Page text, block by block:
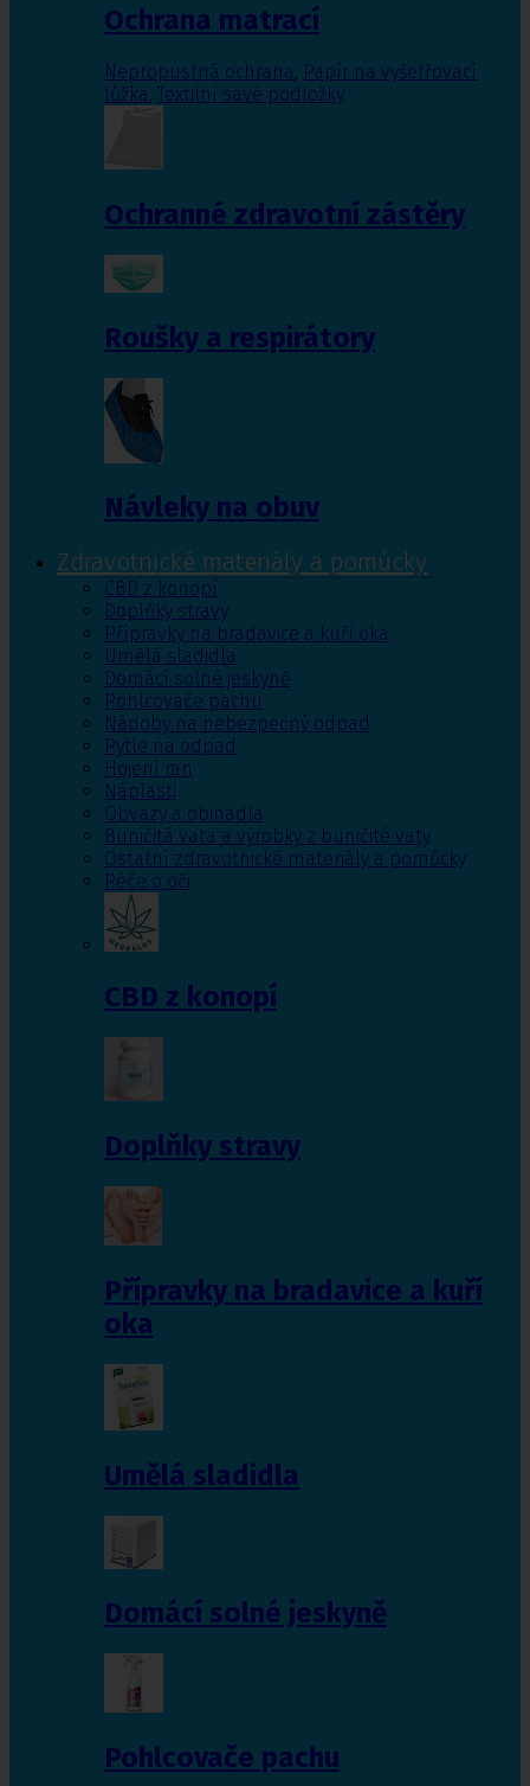
Ochrana matrací
Nepropustná ochrana, Papír na vyšetřovací
lůžka, Textilní savé podložky
Ochranné zdravotní zástěry
Roušky a respirátory
Návleky na obuv
Zdravotnické materiály a pomůcky
CBD z konopí
Doplňky stravy
Přípravky na bradavice a kuří oka
Umělá sladidla
Domácí solné jeskyně
Pohlcovače pachu
Nádoby na nebezpečný odpad
Pytle na odpad
Hojení ran
Náplasti
Obvazy a obinadla
Buničitá vata a výrobky z buničité vaty
Ostatní zdravotnické materiály a pomůcky
Péče o oči
CBD z konopí
Doplňky stravy
Přípravky na bradavice a kuří
oka
Umělá sladidla
Domácí solné jeskyně
Pohlcovače pachu